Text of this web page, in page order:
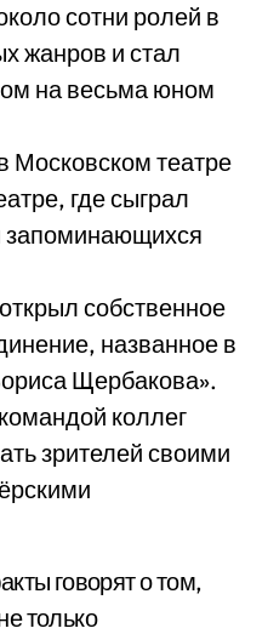
сотни ролей в
жанров и стал
на весьма юном
Московском театре
где сыграл
запоминающихся
собственное
названное в
Щербакова».
коллег
зрителей своими
говорят о том,
только